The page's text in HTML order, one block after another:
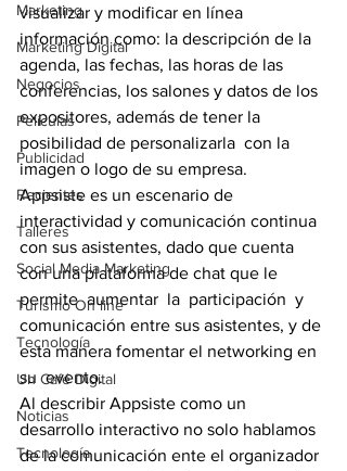
Marketing
Marketing Digital
Negocios
Películas
Publicidad
Recientes
Talleres
Social Media Marketing
Turismo On line
Tecnología
Un Café Digital
Noticias
Tecnología
visualizar y modificar en línea
información como: la descripción de la
agenda, las fechas, las horas de las
conferencias, los salones y datos de los
expositores, además de tener la
posibilidad de personalizarla  con la
imagen o logo de su empresa.
Appsiste es un escenario de
interactividad y comunicación continua
con sus asistentes, dado que cuenta
con una plataforma de chat que le
permite  aumentar  la  participación  y
comunicación entre sus asistentes, y de
esta manera fomentar el networking en
su  evento.
Al describir Appsiste como un
desarrollo interactivo no solo hablamos
de la comunicación ente el organizador